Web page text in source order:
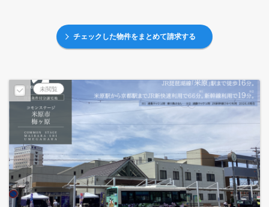
チェックした物件をまとめて請求する
未閲覧